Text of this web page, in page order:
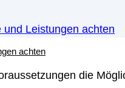
achten
die